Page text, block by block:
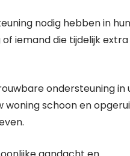
nodig hebben in hun
iemand die tijdelijk
ondersteuning in
woning schoon en